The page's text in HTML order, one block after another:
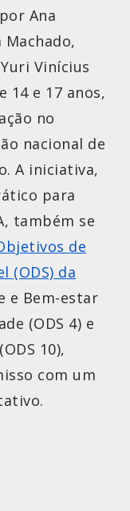
Ana
Machado,
Vinícius
14 e 17 anos,
no
nacional de
A iniciativa,
para
também se
de
(ODS) da
e Bem-estar
(ODS 4) e
10),
com um